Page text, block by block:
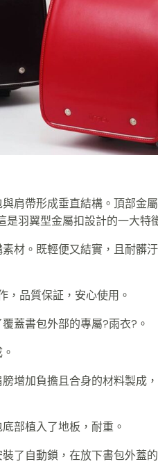
肩帶形成垂直結構。頂部金
羽翼型金屬扣設計的一大特
材。既輕便又結實，且耐髒
，品質保証，安心使用。
蓋書包外部的專屬?雨衣?。
增加負擔且合身的材料製成
部植入了地板，耐重。
了自動鎖，在放下書包外蓋